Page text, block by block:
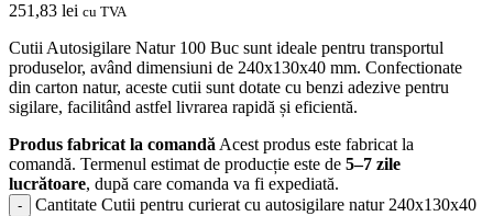
251,83 lei cu TVA
Cutii Autosigilare Natur 100 Buc sunt ideale pentru transportul
produselor, având dimensiuni de 240x130x40 mm. Confectionate
din carton natur, aceste cutii sunt dotate cu benzi adezive pentru
sigilare, facilitând astfel livrarea rapidă și eficientă.
Produs fabricat la comandăAcest produs este fabricat la
comandă. Termenul estimat de producție este de 5–7 zile
lucrătoare, după care comanda va fi expediată.
Cantitate Cutii pentru curierat cu autosigilare natur 240x130x40